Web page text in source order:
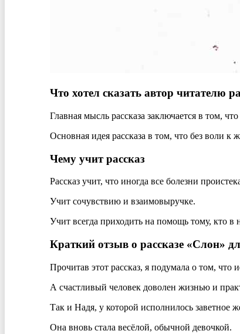
Что хотел сказать автор читателю
Главная мысль рассказа заключается в том,
Основная идея рассказа в том, что без воли к
Чему учит рассказ
Рассказ учит, что иногда все болезни
Учит сочувствию и взаимовыручке.
Учит всегда приходить на помощь тому, кто в
Краткий отзыв о рассказе «Слон»
Прочитав этот рассказ, я подумала о том, что
А счастливый человек доволен жизнью и
Так и Надя, у которой исполнилось заветное
Она вновь стала весёлой, обычной девочкой.